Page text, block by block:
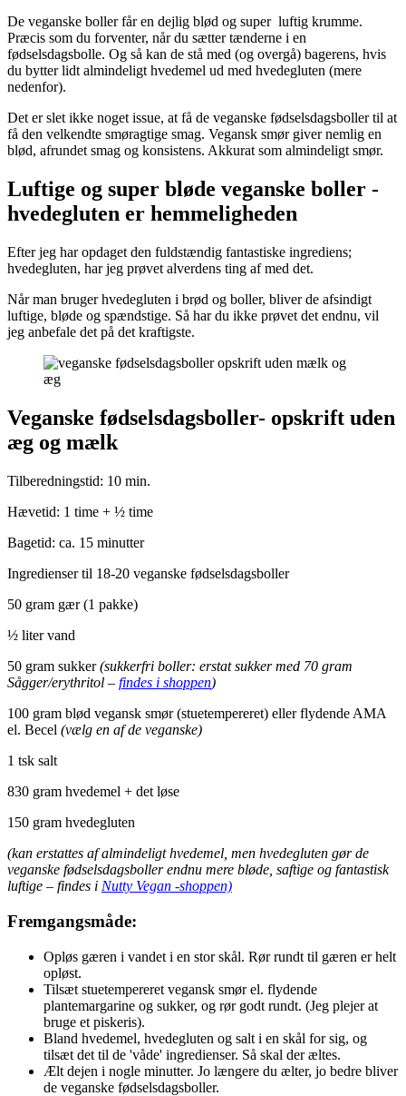
De veganske boller får en dejlig blød og super luftig krumme.
Præcis som du forventer, når du sætter tænderne i en
fødselsdagsbolle. Og så kan de stå med (og overgå) bagerens, hvis
du bytter lidt almindeligt hvedemel ud med hvedegluten (mere
nedenfor).
Det er slet ikke noget issue, at få de veganske fødselsdagsboller til at
få den velkendte smøragtige smag. Vegansk smør giver nemlig en
blød, afrundet smag og konsistens. Akkurat som almindeligt smør.
Luftige og super bløde veganske boller -
hvedegluten er hemmeligheden
Efter jeg har opdaget den fuldstændig fantastiske ingrediens;
hvedegluten, har jeg prøvet alverdens ting af med det.
Når man bruger hvedegluten i brød og boller, bliver de afsindigt
luftige, bløde og spændstige. Så har du ikke prøvet det endnu, vil
jeg anbefale det på det kraftigste.
Veganske fødselsdagsboller- opskrift uden
æg og mælk
Tilberedningstid: 10 min.
Hævetid: 1 time + ½ time
Bagetid: ca. 15 minutter
Ingredienser til 18-20 veganske fødselsdagsboller
50 gram gær (1 pakke)
½ liter vand
50 gram sukker(sukkerfri boller: erstat sukker med 70 gram
Sågger/erythritol – findes i shoppen)
100 gram blød vegansk smør (stuetempereret) eller flydende AMA
el. Becel (vælg en af de veganske)
1 tsk salt
830 gram hvedemel + det løse
150 gram hvedegluten
(kan erstattes af almindeligt hvedemel, men hvedegluten gør de
veganske fødselsdagsboller endnu mere bløde, saftige og fantastisk
luftige – findes i Nutty Vegan -shoppen)
Fremgangsmåde:
Opløs gæren i vandet i en stor skål. Rør rundt til gæren er helt
opløst.
Tilsæt stuetempereret vegansk smør el. flydende
plantemargarine og sukker, og rør godt rundt. (Jeg plejer at
bruge et piskeris).
Bland hvedemel, hvedegluten og salt i en skål for sig, og
tilsæt det til de 'våde' ingredienser. Så skal der æltes.
Ælt dejen i nogle minutter. Jo længere du ælter, jo bedre bliver
de veganske fødselsdagsboller.